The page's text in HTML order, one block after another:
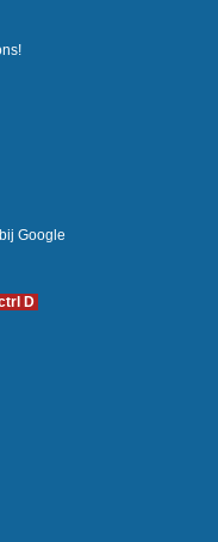
Google
D